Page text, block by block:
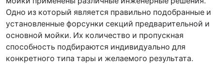
Одно из который является правильно подобранные и
установленные форсунки секций предварительной и
основной мойки. Их количество и пропускная
способность подбираются индивидуально для
конкретного типа тары и желаемого результата.